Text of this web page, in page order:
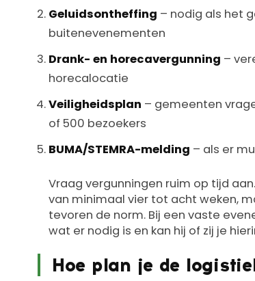
Geluidsontheffing – nodig als het
buitenevenementen
Drank- en horecavergunning –
horecalocatie
Veiligheidsplan – gemeenten
of 500 bezoekers
BUMA/STEMRA-melding – als er
Vraag vergunningen ruim op tijd
van minimaal vier tot acht weken,
tevoren de norm. Bij een vaste
wat er nodig is en kan hij of zij je
Hoe plan je de